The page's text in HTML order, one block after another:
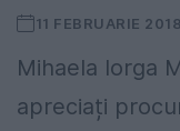
11 FEBRUARIE 2018
Mihaela Iorga
apreciați